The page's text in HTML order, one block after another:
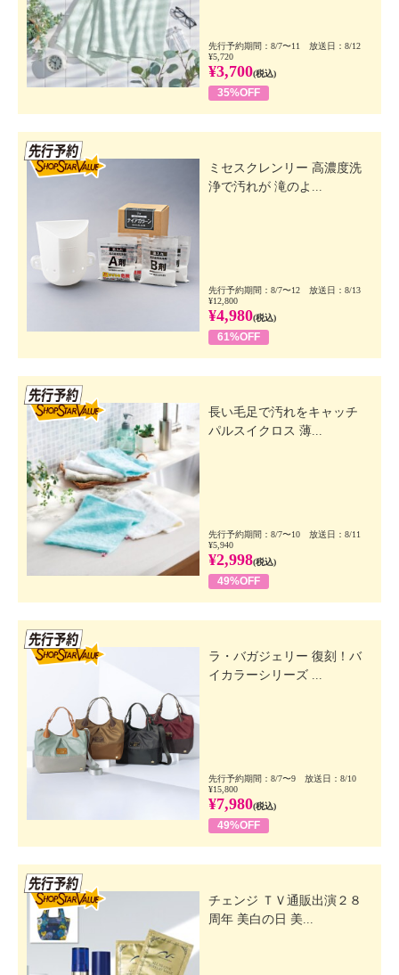
先行予約期間：8/7〜11 放送日：8/12
¥5,720
¥3,700(税込)
35%OFF
ミセスクレンリー 高濃度洗
浄で汚れが 滝のよ...
先行予約期間：8/7〜12 放送日：8/13
¥12,800
¥4,980(税込)
61%OFF
長い毛足で汚れをキャッチ
パルスイクロス 薄...
先行予約期間：8/7〜10 放送日：8/11
¥5,940
¥2,998(税込)
49%OFF
ラ・バガジェリー 復刻！バ
イカラーシリーズ ...
先行予約期間：8/7〜9 放送日：8/10
¥15,800
¥7,980(税込)
49%OFF
チェンジ ＴＶ通販出演２８
周年 美白の日 美...